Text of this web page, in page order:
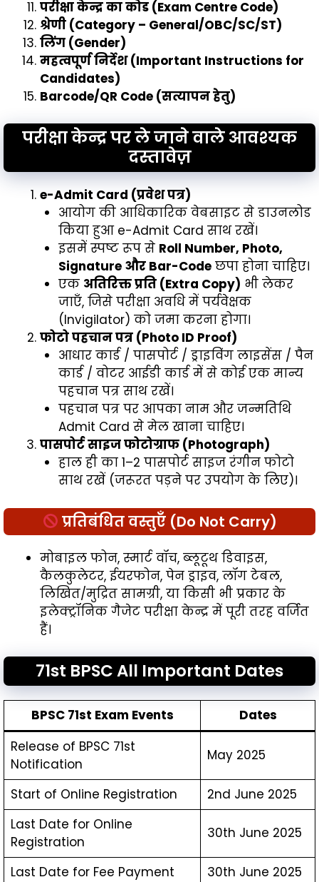
परीक्षा केन्द्र का कोड (Exam Centre Code)
श्रेणी (Category – General/OBC/SC/ST)
लिंग (Gender)
महत्वपूर्ण निर्देश (Important Instructions for
Candidates)
Barcode/QR Code (सत्यापन हेतु)
परीक्षा केन्द्र पर ले जाने वाले आवश्यक
दस्तावेज़
e-Admit Card (प्रवेश पत्र)
आयोग की आधिकारिक वेबसाइट से डाउनलोड
किया हुआ e-Admit Card साथ रखें।
इसमें स्पष्ट रूप से Roll Number, Photo,
Signature और Bar-Codeछपा होना चाहिए।
एक अतिरिक्त प्रति (Extra Copy) भी लेकर
जाएँ, जिसे परीक्षा अवधि में पर्यवेक्षक
(Invigilator) को जमा करना होगा।
फोटो पहचान पत्र (Photo ID Proof)
आधार कार्ड / पासपोर्ट / ड्राइविंग लाइसेंस / पैन
कार्ड / वोटर आईडी कार्ड में से कोई एक मान्य
पहचान पत्र साथ रखें।
पहचान पत्र पर आपका नाम और जन्मतिथि
Admit Card से मेल खाना चाहिए।
पासपोर्ट साइज फोटोग्राफ (Photograph)
हाल ही का 1–2 पासपोर्ट साइज रंगीन फोटो
साथ रखें (जरूरत पड़ने पर उपयोग के लिए)।
प्रतिबंधित वस्तुएँ (Do Not Carry)
मोबाइल फोन, स्मार्ट वॉच, ब्लूटूथ डिवाइस,
कैलकुलेटर, ईयरफोन, पेन ड्राइव, लॉग टेबल,
लिखित/मुद्रित सामग्री, या किसी भी प्रकार के
इलेक्ट्रॉनिक गैजेट परीक्षा केन्द्र में पूरी तरह वर्जित
हैं।
71st BPSC All Important Dates
BPSC 71st Exam Events
Dates
Release of BPSC 71st
Notification
May 2025
Start of Online Registration
2nd June 2025
Last Date for Online
Registration
30th June 2025
Last Date for Fee Payment
30th June 2025